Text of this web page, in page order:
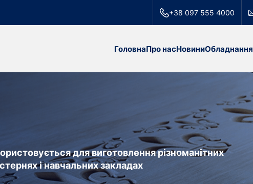
+38 097 555 4000
ГоловнаПро насНовиниОбладнання
для виготовлення різноманітних
і навчальних закладах